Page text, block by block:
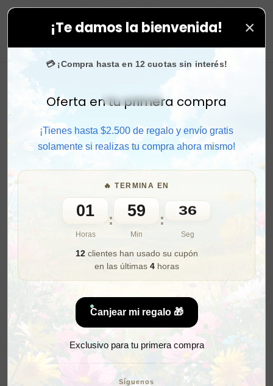
¡Te damos la bienvenida! ×
💳 ¡Compra hasta en 12 cuotas sin interés!
Activar sonido
Oferta en tu primera compra
¡Tienes hasta $2.500 de regalo y envío gratis
solamente si realizas tu compra ahora mismo!
🔥 TERMINA EN
01
Horas
: 59
Min
: 35
Seg
12clientes han usado su cupón
en las últimas 4horas
Canjear mi regalo 🎁
Exclusivo para tu primera compra
Síguenos
Compra rápido y aprovecha. 💙 +50.000 fans en